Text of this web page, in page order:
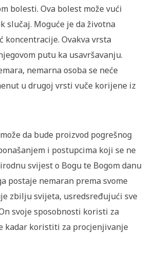
bolesti. Ova bolest može vući
slučaj. Moguće je da životna
koncentracije. Ovakva vrsta
putu ka usavršavanju.
nemarna osoba se neće
u drugoj vrsti vuče korijene iz
da bude proizvod pogrešnog
i postupcima koji se ne
svijest o Bogu te Bogom danu
postaje nemaran prema svome
zbilju svijeta, usredsređujući sve
svoje sposobnosti koristi za
kadar koristiti za procjenjivanje